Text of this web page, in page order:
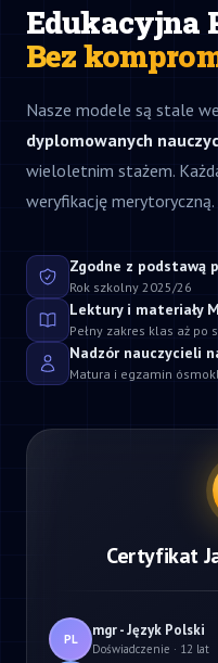
Edukacyjna
Bez
Nasze modele są stale
dyplomowanych
wieloletnim stażem.
weryfikację merytoryczną.
Zgodne z podstawą
Rok szkolny 2025/26
Lektury i materiały
Pełny zakres klas aż po
Nadzór nauczycieli
Matura i egzamin
Certyfikat
PL mgr - Język Polski
Doświadczenie · 12 lat